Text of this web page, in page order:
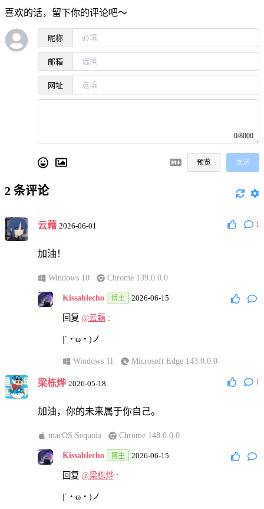
喜欢的话，留下你的评论吧～
昵称
邮箱
网址
0/8000
预览 发送
2 条评论
云藉 2026-06-01 1
加油！
Windows 10 Chrome 139.0.0.0
Kissablecho 博主 2026-06-15
回复 @云藉:
|´・ω・)ノ
Windows 11 Microsoft Edge 143.0.0.0
梁栋烨 2026-05-18 1
加油，你的未来属于你自己。
macOS Sequoia Chrome 148.0.0.0
Kissablecho 博主 2026-06-15
回复 @梁栋烨:
|´・ω・)ノ